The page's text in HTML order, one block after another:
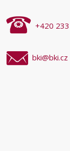
+420
bki@bki.cz